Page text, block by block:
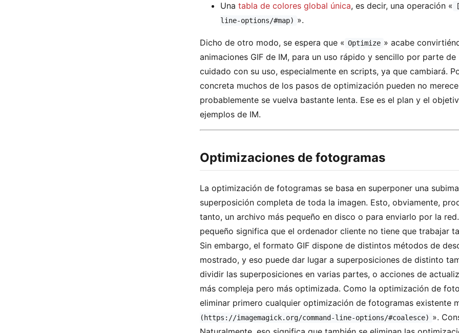
Una tabla de colores global única, es decir, una operación «
line-options/#map) ».
Dicho de otro modo, se espera que « Optimize » acabe
animaciones GIF de IM, para un uso rápido y sencillo por parte
cuidado con su uso, especialmente en scripts, ya que cambiará.
concreta muchos de los pasos de optimización pueden no
probablemente se vuelva bastante lenta. Ese es el plan y el
ejemplos de IM.
Optimizaciones de fotogramas
La optimización de fotogramas se basa en superponer una
superposición completa de toda la imagen. Esto, obviamente,
tanto, un archivo más pequeño en disco o para enviarlo por la
pequeño significa que el ordenador cliente no tiene que trabajar
Sin embargo, el formato GIF dispone de distintos métodos de
mostrado, y eso puede dar lugar a superposiciones de distinto
dividir las superposiciones en varias partes, o acciones de
más compleja pero más optimizada. Como la optimización de
eliminar primero cualquier optimización de fotogramas existente
(https://imagemagick.org/command-line-options/#coalesce) ».